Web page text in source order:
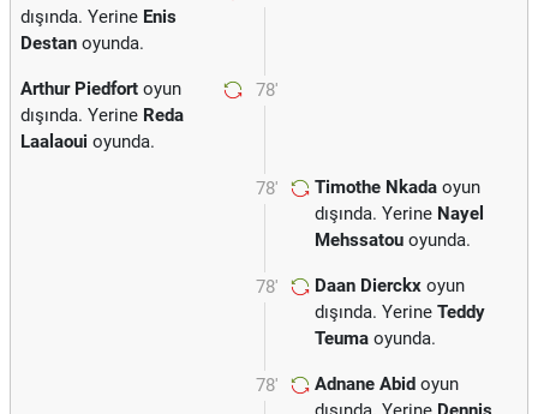
dışında. Yerine Enis
Destan oyunda.
78'
Arthur Piedfort oyun
dışında. Yerine Reda
Laalaoui oyunda.
78' Timothe Nkada oyun
dışında. Yerine Nayel
Mehssatou oyunda.
78' Daan Dierckx oyun
dışında. Yerine Teddy
Teuma oyunda.
78' Adnane Abid oyun